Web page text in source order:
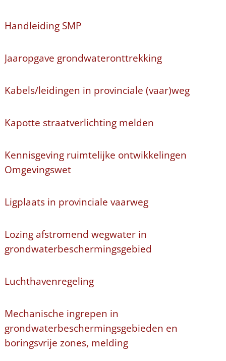
Handleiding SMP
Jaaropgave grondwateronttrekking
Kabels/leidingen in provinciale (vaar)weg
Kapotte straatverlichting melden
Kennisgeving ruimtelijke ontwikkelingen
Omgevingswet
Ligplaats in provinciale vaarweg
Lozing afstromend wegwater in
grondwaterbeschermingsgebied
Luchthavenregeling
Mechanische ingrepen in
grondwaterbeschermingsgebieden en
boringsvrije zones, melding